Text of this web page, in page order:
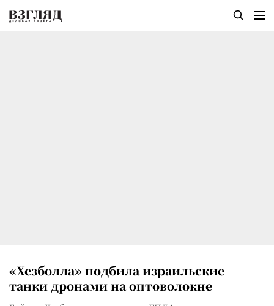
«Хезболла» подбила израильские
танки дронами на оптоволокне